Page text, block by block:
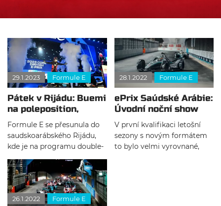
29.1.2023 Formule E
Pátek v Rijádu: Buemi
na poleposition,
Wehrlein vítězí
Formule E se přesunula do
saudskoarábského Rijádu,
kde je na programu double-
header, přičemž se
netradičně začínalo už v
pátek. Poleposition získal po
napínavém souboji
Sébastien Buemi. Nio opět
28.1.2022 Formule E
ePrix Saúdské Arábie:
Úvodní noční show
vyhrál de Vries
V první kvalifikaci letošní
sezony s novým formátem
to bylo velmi vyrovnané,
26.1.2022 Formule E